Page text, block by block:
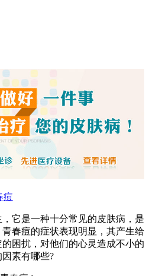
痘
它是一种十分常见的皮肤病，是
春痘的症状表现明显，其产生给
困扰，对他们的心灵造成不小的
素有哪些?